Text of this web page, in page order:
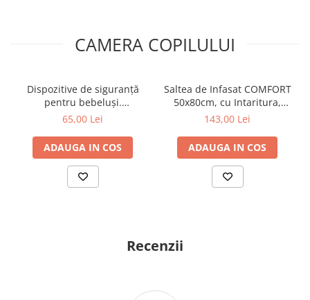
CAMERA COPILULUI
Dispozitive de siguranță
pentru bebeluși.
Încuietoare magnetică
Babyono 1577
65,00 Lei
ADAUGA IN COS
Saltea de Infasat COMFORT
50x80cm, cu Intaritura,
Grosime 3cm, Sistem Anti-
212-000-754
143,00 Lei
ADAUGA IN COS
Recenzii